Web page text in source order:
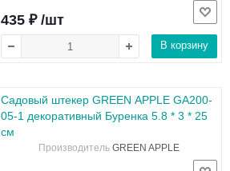
435 ₽ /шт
В корзину
Садовый штекер GREEN APPLE GA200-
05-1 декоративный Буренка 5.8 * 3 * 25
см
Производитель GREEN APPLE